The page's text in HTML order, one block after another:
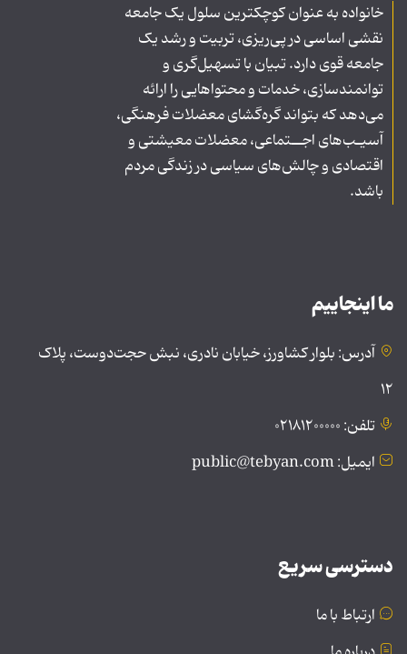
خانواده به عنوان کوچکترین سلول یک جامعه
نقشی اساسی در پی‌ریزی، تربیت و رشد یک
جامعه قوی دارد. تبیان با تسهیل‌گری و
توانمندسازی، خدمات و محتواهایی را ارائه
می‌دهد که بتواند گره‌گشای معضلات فرهنگی،
آسیـب‌های اجــتماعی، معضلات معیشتی و
اقتصادی و چالش‌های سیاسی در زندگی مردم
باشد.
ما اینجاییم
آدرس: بلوار کشاورز، خیابان نادری، نبش حجت‌دوست، پلاک
۱۲
تلفن: ۰۲۱۸۱۲۰۰۰۰۰
ایمیل: public@tebyan.com
دسترسی سریع
ارتباط با ما